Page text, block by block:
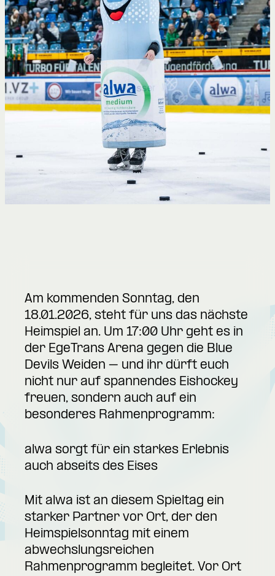
Am kommenden Sonntag, den
18.01.2026, steht für uns das nächste
Heimspiel an. Um 17:00 Uhr geht es in
der EgeTrans Arena gegen die Blue
Devils Weiden – und ihr dürft euch
nicht nur auf spannendes Eishockey
freuen, sondern auch auf ein
besonderes Rahmenprogramm:
alwa sorgt für ein starkes Erlebnis
auch abseits des Eises
Mit alwa ist an diesem Spieltag ein
starker Partner vor Ort, der den
Heimspielsonntag mit einem
abwechslungsreichen
Rahmenprogramm begleitet. Vor Ort